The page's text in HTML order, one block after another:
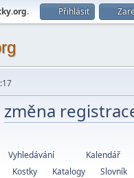
. Přihlásit
změna
Vyhledávání
Kalendář
Kostky Katalogy Slovník